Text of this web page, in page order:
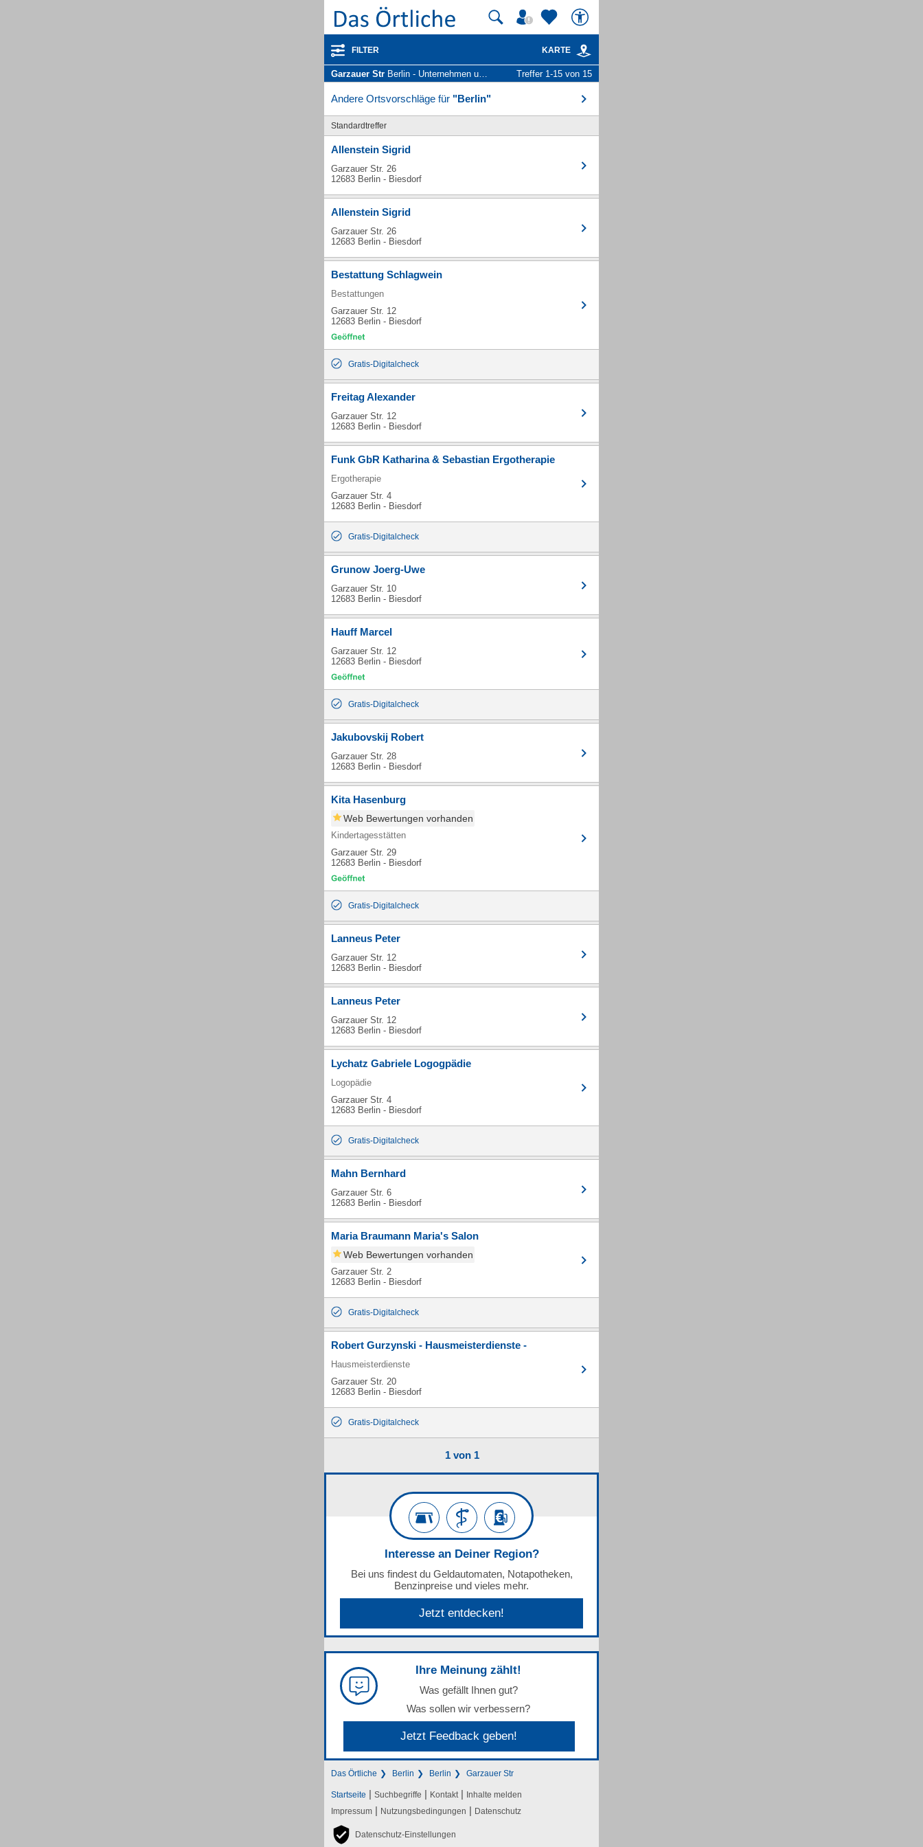
FILTER KARTE
Garzauer Str Berlin - Unternehmen und Personen Treffer 1-15 von 15
Andere Ortsvorschläge für "Berlin"
Standardtreffer
Allenstein Sigrid
Garzauer Str. 26
12683 Berlin - Biesdorf
Allenstein Sigrid
Garzauer Str. 26
12683 Berlin - Biesdorf
Bestattung Schlagwein
Bestattungen
Garzauer Str. 12
12683 Berlin - Biesdorf
Gratis-Digitalcheck
Freitag Alexander
Garzauer Str. 12
12683 Berlin - Biesdorf
Funk GbR Katharina & Sebastian Ergotherapie
Ergotherapie
Garzauer Str. 4
12683 Berlin - Biesdorf
Gratis-Digitalcheck
Grunow Joerg-Uwe
Garzauer Str. 10
12683 Berlin - Biesdorf
Hauff Marcel
Garzauer Str. 12
12683 Berlin - Biesdorf
Gratis-Digitalcheck
Jakubovskij Robert
Garzauer Str. 28
12683 Berlin - Biesdorf
Kita Hasenburg
Web Bewertungen vorhanden
Kindertagesstätten
Garzauer Str. 29
12683 Berlin - Biesdorf
Gratis-Digitalcheck
Lanneus Peter
Garzauer Str. 12
12683 Berlin - Biesdorf
Lanneus Peter
Garzauer Str. 12
12683 Berlin - Biesdorf
Lychatz Gabriele Logogpädie
Logopädie
Garzauer Str. 4
12683 Berlin - Biesdorf
Gratis-Digitalcheck
Mahn Bernhard
Garzauer Str. 6
12683 Berlin - Biesdorf
Maria Braumann Maria's Salon
Web Bewertungen vorhanden
Garzauer Str. 2
12683 Berlin - Biesdorf
Gratis-Digitalcheck
Robert Gurzynski - Hausmeisterdienste -
Hausmeisterdienste
Garzauer Str. 20
12683 Berlin - Biesdorf
Gratis-Digitalcheck
1 von 1
Interesse an Deiner Region?
Bei uns findest du Geldautomaten, Notapotheken,
Benzinpreise und vieles mehr.
Jetzt entdecken!
Ihre Meinung zählt!
Was gefällt Ihnen gut?
Was sollen wir verbessern?
Jetzt Feedback geben!
Das Örtliche Berlin Berlin Garzauer Str
Startseite | Suchbegriffe | Kontakt | Inhalte melden
Impressum | Nutzungsbedingungen | Datenschutz
Datenschutz-Einstellungen